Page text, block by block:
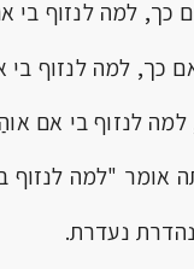
כך, למה לנזוף בי
כך, למה לנזוף בי
לנזוף בי אם
אומר "למה לנזוף
נעדרת.